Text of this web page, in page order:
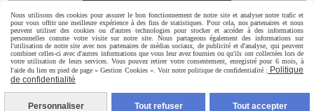
Mentions Légales Conditions générales de vente
Politique de
confidentialité
Gestion cookies Mon Compte C.G.V
Nous utilisons des cookies pour assurer le bon fonctionnement de notre site et analyser notre trafic et
pour vous offrir une meilleure expérience à des fins de statistiques. Pour cela, nos partenaires et nous
peuvent utiliser des cookies ou d'autres technologies pour stocker et accéder à des informations
personnelles comme votre visite sur notre site. Nous partageons également des informations sur
l'utilisation de notre site avec nos partenaires de médias sociaux, de publicité et d'analyse, qui peuvent
combiner celles-ci avec d'autres informations que vous leur avez fournies ou qu'ils ont collectées lors de
votre utilisation de leurs services. Vous pouvez retirer votre consentement, enregistré pour 6 mois, à
l'aide du lien en pied de page « Gestion Cookies ». Voir notre politique de confidentialité : Politique
de confidentialité
Personnaliser Tout refuser Tout accepter